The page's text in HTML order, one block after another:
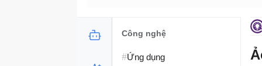
Công nghệ
#Ứng dụng